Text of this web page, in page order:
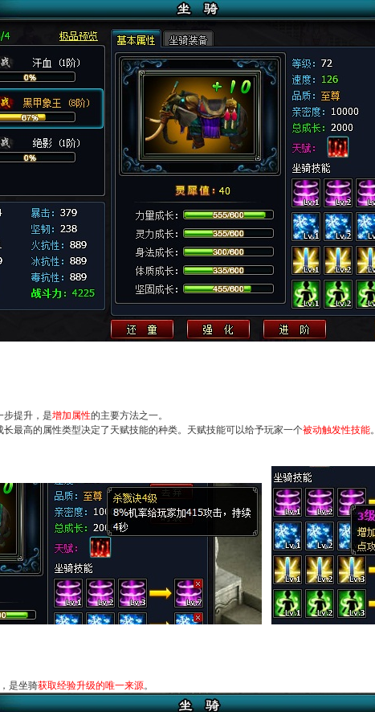
步提升，是增加属性的主要方法之一。
最高的属性类型决定了天赋技能的种类。天赋技能可以给予玩家一个被动触发性技能。
是坐骑获取经验升级的唯一来源。